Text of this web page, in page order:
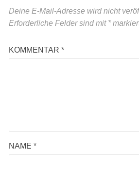
Deine E-Mail-Adresse wird nicht
Erforderliche Felder sind mit *
KOMMENTAR *
NAME *